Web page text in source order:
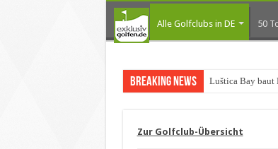
Alle Golfclubs in DE 50
Breaking News Luštica Bay baut
Zur Golfclub-Übersicht